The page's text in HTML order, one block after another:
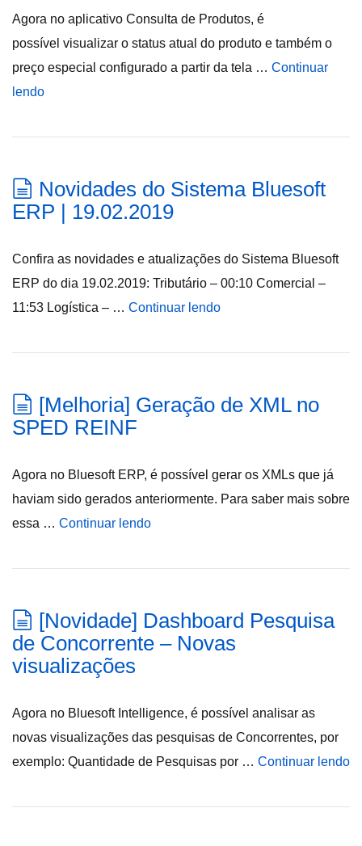
Agora no aplicativo Consulta de Produtos, é
possível visualizar o status atual do produto e também o
preço especial configurado a partir da tela … Continuar
lendo
Novidades do Sistema Bluesoft
ERP | 19.02.2019
Confira as novidades e atualizações do Sistema Bluesoft
ERP do dia 19.02.2019: Tributário – 00:10 Comercial –
11:53 Logística – … Continuar lendo
[Melhoria] Geração de XML no
SPED REINF
Agora no Bluesoft ERP, é possível gerar os XMLs que já
haviam sido gerados anteriormente. Para saber mais sobre
essa … Continuar lendo
[Novidade] Dashboard Pesquisa
de Concorrente – Novas
visualizações
Agora no Bluesoft Intelligence, é possível analisar as
novas visualizações das pesquisas de Concorrentes, por
exemplo: Quantidade de Pesquisas por … Continuar lendo